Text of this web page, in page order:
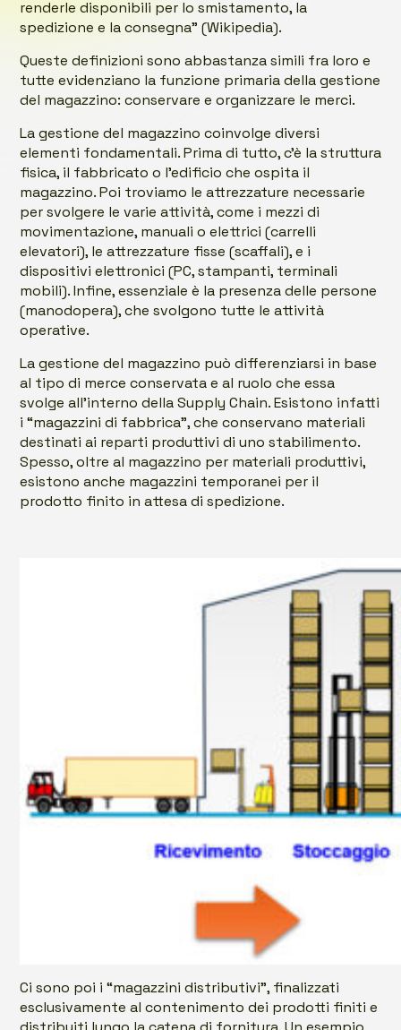
renderle disponibili per lo smistamento, la
spedizione e la consegna” (Wikipedia).
Queste definizioni sono abbastanza simili fra loro e
tutte evidenziano la funzione primaria della gestione
del magazzino: conservare e organizzare le merci.
La gestione del magazzino coinvolge diversi
elementi fondamentali. Prima di tutto, c’è la struttura
fisica, il fabbricato o l’edificio che ospita il
magazzino. Poi troviamo le attrezzature necessarie
per svolgere le varie attività, come i mezzi di
movimentazione, manuali o elettrici (carrelli
elevatori), le attrezzature fisse (scaffali), e i
dispositivi elettronici (PC, stampanti, terminali
mobili). Infine, essenziale è la presenza delle persone
(manodopera), che svolgono tutte le attività
operative.
La gestione del magazzino può differenziarsi in base
al tipo di merce conservata e al ruolo che essa
svolge all’interno della Supply Chain. Esistono infatti
i “magazzini di fabbrica”, che conservano materiali
destinati ai reparti produttivi di uno stabilimento.
Spesso, oltre al magazzino per materiali produttivi,
esistono anche magazzini temporanei per il
prodotto finito in attesa di spedizione.
Ci sono poi i “magazzini distributivi”, finalizzati
esclusivamente al contenimento dei prodotti finiti e